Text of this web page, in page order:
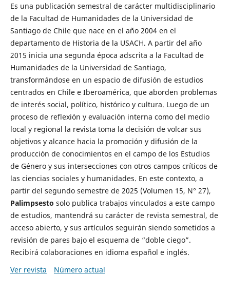
Es una publicación semestral de carácter multidisciplinario
de la Facultad de Humanidades de la Universidad de
Santiago de Chile que nace en el año 2004 en el
departamento de Historia de la USACH. A partir del año
2015 inicia una segunda época adscrita a la Facultad de
Humanidades de la Universidad de Santiago,
transformándose en un espacio de difusión de estudios
centrados en Chile e Iberoamérica, que aborden problemas
de interés social, político, histórico y cultura. Luego de un
proceso de reflexión y evaluación interna como del medio
local y regional la revista toma la decisión de volcar sus
objetivos y alcance hacia la promoción y difusión de la
producción de conocimientos en el campo de los Estudios
de Género y sus intersecciones con otros campos críticos de
las ciencias sociales y humanidades. En este contexto, a
partir del segundo semestre de 2025 (Volumen 15, N° 27),
Palimpsesto solo publica trabajos vinculados a este campo
de estudios, mantendrá su carácter de revista semestral, de
acceso abierto, y sus artículos seguirán siendo sometidos a
revisión de pares bajo el esquema de “doble ciego”.
Recibirá colaboraciones en idioma español e inglés.
Ver revista
Número actual